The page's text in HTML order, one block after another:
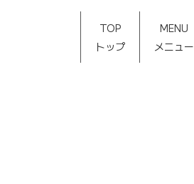
TOP
トップ
MENU
メニュー